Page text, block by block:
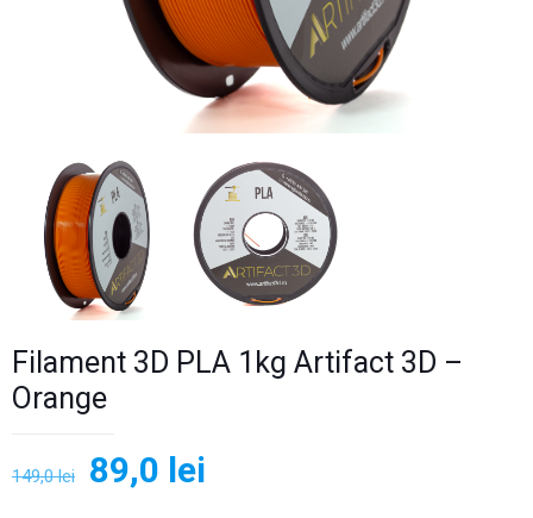
Filament 3D PLA 1kg Artifact 3D –
Orange
149,0lei
Prețul
89,0 lei